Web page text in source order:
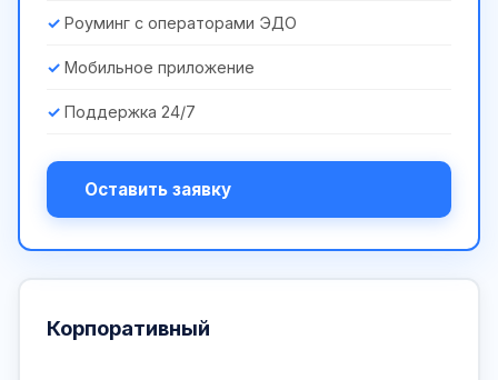
Роуминг с операторами ЭДО
Мобильное приложение
Поддержка 24/7
Оставить заявку
Корпоративный